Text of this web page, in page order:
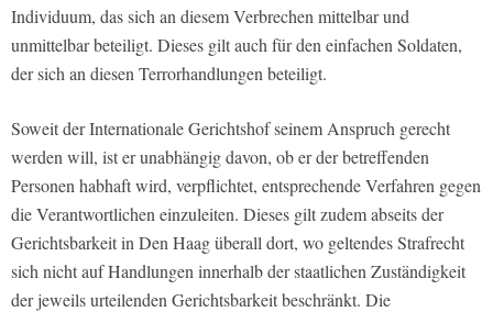
Individuum, das sich an diesem Verbrechen mittelbar und
unmittelbar beteiligt. Dieses gilt auch für den einfachen Soldaten,
der sich an diesen Terrorhandlungen beteiligt.
Soweit der Internationale Gerichtshof seinem Anspruch gerecht
werden will, ist er unabhängig davon, ob er der betreffenden
Personen habhaft wird, verpflichtet, entsprechende Verfahren gegen
die Verantwortlichen einzuleiten. Dieses gilt zudem abseits der
Gerichtsbarkeit in Den Haag überall dort, wo geltendes Strafrecht
sich nicht auf Handlungen innerhalb der staatlichen Zuständigkeit
der jeweils urteilenden Gerichtsbarkeit beschränkt. Die